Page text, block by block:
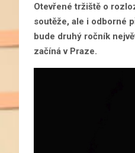
Otevřené tržiště o
soutěže, ale i odborné
bude druhý ročník
začíná v Praze.